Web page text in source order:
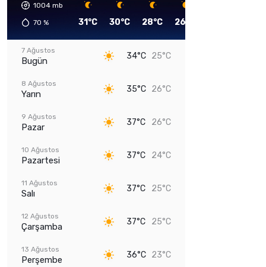
1004 mb
70 % 31°C 30°C 28°C 26°C
7 Ağustos
Bugün 34°C 25°C
8 Ağustos
Yarın 35°C 26°C
9 Ağustos
Pazar 37°C 26°C
10 Ağustos
Pazartesi 37°C 24°C
11 Ağustos
Salı 37°C 25°C
12 Ağustos
Çarşamba 37°C 25°C
13 Ağustos
Perşembe 36°C 23°C